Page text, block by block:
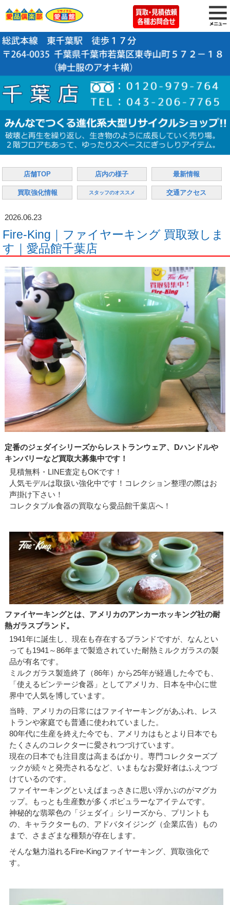
店舗TOP 店内の様子 最新情報
買取強化情報 スタッフのオススメ 交通アクセス
2026.06.23
Fire-King｜ファイヤーキング 買取致しま
す｜愛品館千葉店
定番のジェダイシリーズからレストランウェア、Dハンドルや
キンバリーなど買取大募集中です！
見積無料・LINE査定もOKです！
人気モデルは取扱い強化中です！コレクション整理の際はお
声掛け下さい！
コレクタブル食器の買取なら愛品館千葉店へ！
ファイヤーキングとは、アメリカのアンカーホッキング社の耐
熱ガラスブランド。
1941年に誕生し、現在も存在するブランドですが、なんとい
っても1941～86年まで製造されていた耐熱ミルクガラスの製
品が有名です。
ミルクガラス製造終了（86年）から25年が経過した今でも、
「使えるビンテージ食器」としてアメリカ、日本を中心に世
界中で人気を博しています。
当時、アメリカの日常にはファイヤーキングがあふれ、レス
トランや家庭でも普通に使われていました。
80年代に生産を終えた今でも、アメリカはもとより日本でも
たくさんのコレクターに愛されつづけています。
現在の日本でも注目度は高まるばかり。専門コレクターズブ
ックが続々と発売されるなど、いまもなお愛好者はふえつづ
けているのです。
ファイヤーキングといえばまっさきに思い浮かぶのがマグカ
ップ。もっとも生産数が多くポピュラーなアイテムです。
神秘的な翡翠色の「ジェダイ」シリーズから、プリントも
の、キャラクターもの、アドバタイジング（企業広告）もの
まで、さまざまな種類が存在します。
そんな魅力溢れるFire-Kingファイヤーキング、買取強化で
す。